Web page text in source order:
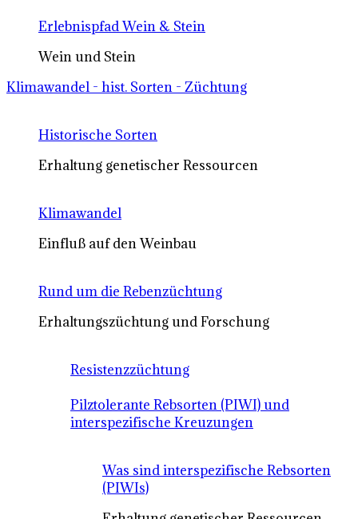
Erlebnispfad Wein & Stein
Wein und Stein
Klimawandel - hist. Sorten - Züchtung
Historische Sorten
Erhaltung genetischer Ressourcen
Klimawandel
Einfluß auf den Weinbau
Rund um die Rebenzüchtung
Erhaltungszüchtung und Forschung
Resistenzzüchtung
Pilztolerante Rebsorten (PIWI) und
interspezifische Kreuzungen
Was sind interspezifische Rebsorten
(PIWIs)